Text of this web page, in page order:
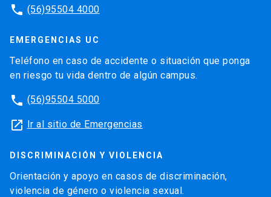
phone (56)95504 4000
EMERGENCIAS UC
Teléfono en caso de accidente o situación que ponga
en riesgo tu vida dentro de algún campus.
phone (56)95504 5000
launch Ir al sitio de Emergencias
DISCRIMINACIÓN Y VIOLENCIA
Orientación y apoyo en casos de discriminación,
violencia de género o violencia sexual.